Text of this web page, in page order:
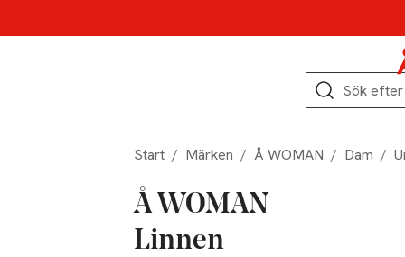
Sök
Start / Märken / Å WOMAN / Dam /
Å WOMAN
Linnen